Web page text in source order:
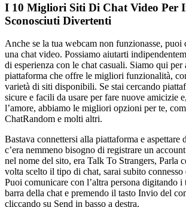
I 10 Migliori Siti Di Chat Video Per
Sconosciuti Divertenti
Anche se la tua webcam non funzionasse, puoi
una chat video. Possiamo aiutarti
di esperienza con le chat casuali. Siamo qui per
piattaforma che offre le migliori funzionalità,
varietà di siti disponibili. Se stai cercando
sicure e facili da usare per fare nuove amicizie
l’amore, abbiamo le migliori opzioni per te,
ChatRandom e molti altri.
Bastava connettersi alla piattaforma e aspettare
c’era nemmeno bisogno di registrare un
nel nome del sito, era Talk To Strangers, Parla
volta scelto il tipo di chat, sarai subito connesso
Puoi comunicare con l’altra persona digitando i
barra della chat e premendo il tasto Invio del
cliccando su Send in basso a destra.